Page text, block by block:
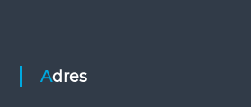
Adres